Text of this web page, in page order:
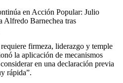
en Acción Popular: Julio
Alfredo Barnechea tras
firmeza, liderazgo y temple
la aplicación de mecanismos
en una declaración previa
rápida”.